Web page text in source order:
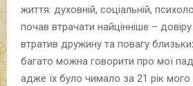
життя: духовній, соціальній,
почав втрачати найцінніше – довіру
втратив дружину та повагу
багато можна говорити про мої
адже їх було чимало за 21 рік